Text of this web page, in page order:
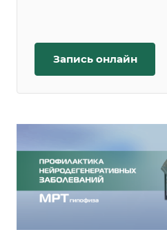
Запись онлайн